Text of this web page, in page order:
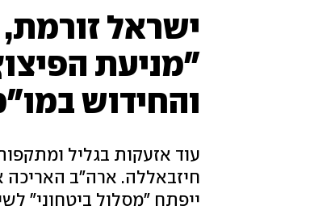
ישראל
"מניעת
והחידוש
חיזבאללה. ארה"ב
ייפתח "מסלול ביטחוני"